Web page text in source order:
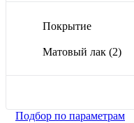
Покрытие
Матовый лак (2)
Подбор по параметрам